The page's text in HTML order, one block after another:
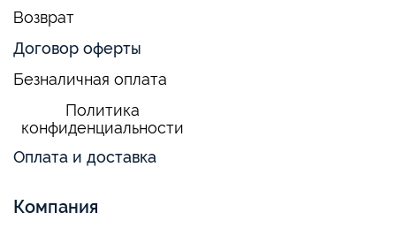
Возврат
Договор оферты
Безналичная оплата
Политика
конфиденциальности
Оплата и доставка
Компания